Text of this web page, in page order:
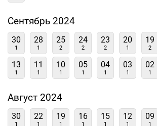
Сентябрь 2024
30
1
28
1
25
2
24
2
23
2
20
1
19
2
13
1
11
1
10
1
05
1
04
1
03
1
02
1
Август 2024
30
1
22
1
19
1
16
1
15
1
12
1
09
1